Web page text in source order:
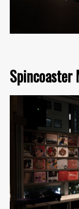
Spincoaster